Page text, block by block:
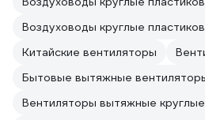
Воздуховоды круглые
Китайские вентиляторы
Бытовые вытяжные
Вентиляторы вытяжные круглые